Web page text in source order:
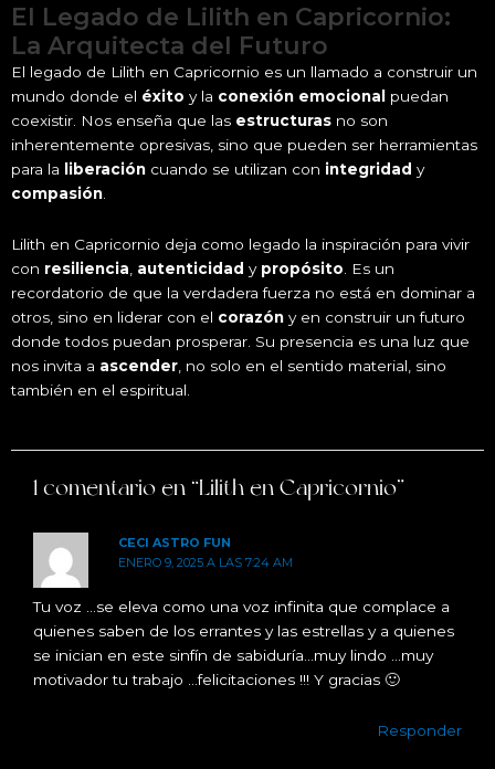
El Legado de Lilith en Capricornio:
La Arquitecta del Futuro
El legado de Lilith en Capricornio es un llamado a construir un
mundo donde el éxito y la conexión emocional puedan
coexistir. Nos enseña que las estructuras no son
inherentemente opresivas, sino que pueden ser herramientas
para la liberación cuando se utilizan con integridad y
compasión
Lilith en Capricornio deja como legado la inspiración para vivir
con resiliencia autenticidad y propósito . Es un
recordatorio de que la verdadera fuerza no está en dominar a
otros, sino en liderar con el corazón y en construir un futuro
donde todos puedan prosperar. Su presencia es una luz que
nos invita a ascender , no solo en el sentido material, sino
también en el espiritual.
1 comentario en “Lilith en Capricornio”
CECI ASTRO FUN
ENERO 9, 2025 A LAS 7:24 AM
Tu voz …se eleva como una voz infinita que complace a
quienes saben de los errantes y las estrellas y a quienes
se inician en este sinfín de sabiduría…muy lindo …muy
motivador tu trabajo …felicitaciones !!! Y gracias 🙂
Responder